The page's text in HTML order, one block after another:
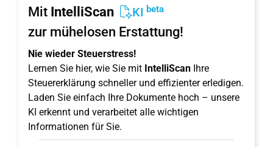
Mit IntelliScan KI beta
zur mühelosen Erstattung!
Nie wieder Steuerstress!
Lernen Sie hier, wie Sie mit IntelliScan Ihre
Steuererklärung schneller und effizienter erledigen.
Laden Sie einfach Ihre Dokumente hoch – unsere
KI erkennt und verarbeitet alle wichtigen
Informationen für Sie.